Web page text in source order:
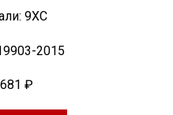
9ХС
2015
₽